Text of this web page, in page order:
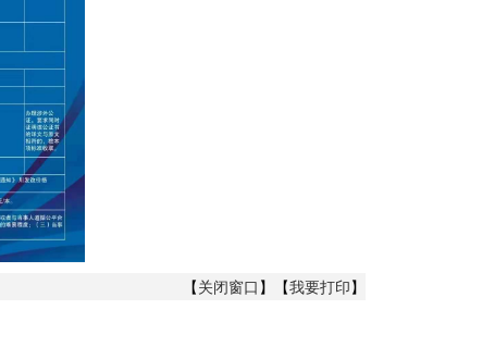
【 关闭窗口 】【我要打印 】